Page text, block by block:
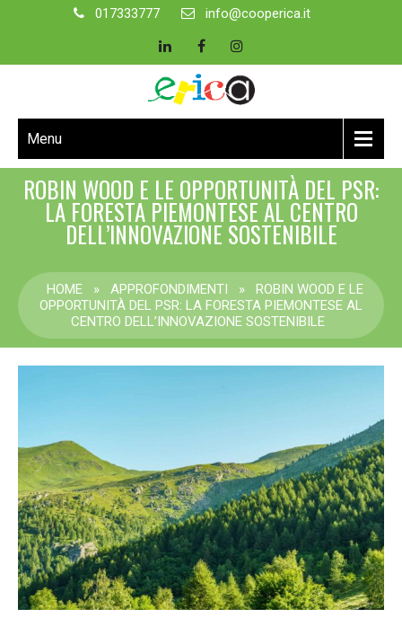
017333777 info@cooperica.it
Menu
ROBIN WOOD E LE OPPORTUNITÀ DEL PSR:
LA FORESTA PIEMONTESE AL CENTRO
DELL’INNOVAZIONE SOSTENIBILE
HOME » APPROFONDIMENTI »
ROBIN WOOD E LE
OPPORTUNITÀ DEL PSR: LA FORESTA PIEMONTESE AL
CENTRO DELL’INNOVAZIONE SOSTENIBILE